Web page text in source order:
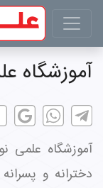
آموزشگاه
آموزشگاه علمی
دخترانه و